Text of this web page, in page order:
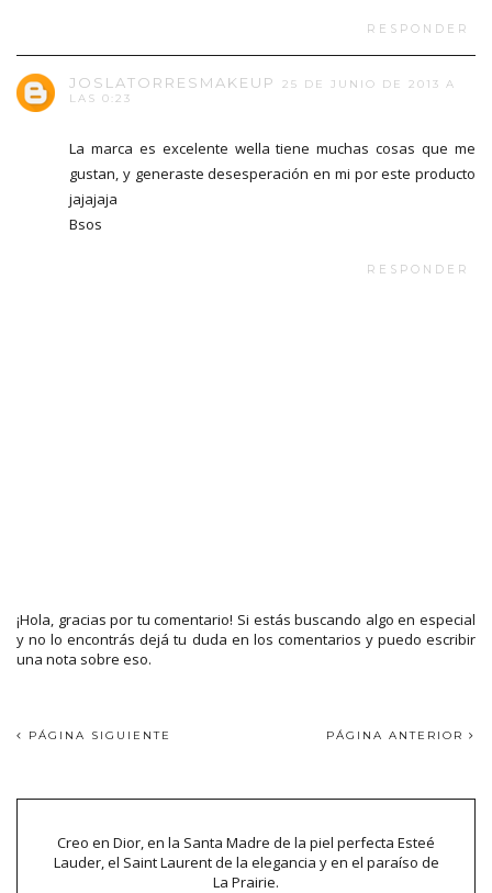
RESPONDER
JOSLATORRESMAKEUP
25 DE JUNIO DE 2013 A
LAS 0:23
La marca es excelente wella tiene muchas cosas que me
gustan, y generaste desesperación en mi por este producto
jajajaja
Bsos
RESPONDER
¡Hola, gracias por tu comentario! Si estás buscando algo en especial
y no lo encontrás dejá tu duda en los comentarios y puedo escribir
una nota sobre eso.
PÁGINA SIGUIENTE PÁGINA ANTERIOR
Creo en Dior, en la Santa Madre de la piel perfecta Esteé
Lauder, el Saint Laurent de la elegancia y en el paraíso de
La Prairie.